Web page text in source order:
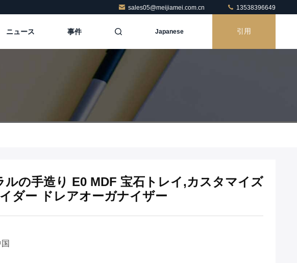
sales05@meijiamei.com.cn 13538396649
ニュース 事件 Japanese 引用
ルの手造り E0 MDF 宝石トレイ,カスタマイズ
ダー ドレアオーガナイザー